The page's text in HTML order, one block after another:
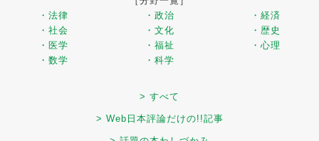
・法律
・政治
・経済
・社会
・文化
・歴史
・医学
・福祉
・心理
・数学
・科学
> すべて
> Web日本評論だけの!!記事